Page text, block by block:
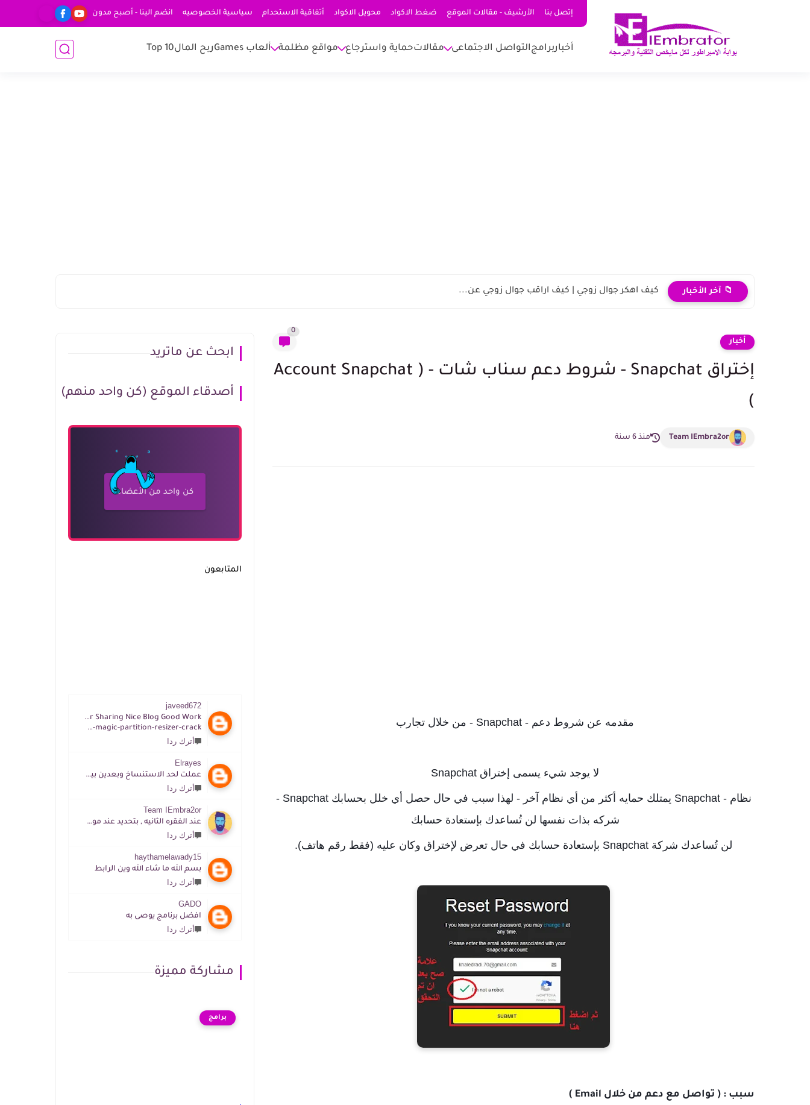
إتصل بنا الأرشيف - مقالات الموقع ضغط الاكواد محويل الاكواد أتفاقية الاستحدام سياسية الخصوصيه انضم الينا - أصبح مدون
أخباربرامجالتواصل الاجتماعى مقالاتحماية واسترجاع مواقع مظلمة ألعاب Games ربح المالTop 10
📁 آخر الأخبار كيف اهكر جوال زوجي | كيف اراقب جوال زوجي عن...
أخبار
0
إختراق Snapchat - شروط دعم سناب شات - ( Account Snapchat
)
Team IEmbra2or منذ 6 سنة
مقدمه عن شروط دعم - Snapchat - من خلال تجارب
لا يوجد شيء يسمى إختراق Snapchat
نظام - Snapchat يمتلك حمايه أكثر من أي نظام آخر - لهذا سبب في حال حصل أي خلل بحسابك Snapchat -
شركه بذات نفسها لن تُساعدك بإستعادة حسابك
لن تُساعدك شركة Snapchat بإستعادة حسابك في حال تعرض لإختراق وكان عليه (فقط رقم هاتف).
سبب : ( تواصل مع دعم من خلال Email )
ابحث عن ماتريد
أصدقاء الموقع (كن واحد منهم)
كن واحد من الأعضاء
المتابعون
javeed672
Thanks For Sharing Nice Blog Good Work
https://tijacrack.com/im-magic-partition-resizer-crack
أترك ردا
Elrayes
عملت لحد الاستنساخ وبعدين بيقول غلط ممكن افهم ازاي
أترك ردا
Team IEmbra2or
عند الفقره الثانيه , بتحديد عند موقع المطور الرابط موجود
أترك ردا
haythamelawady15
بسم الله ما شاء الله وين الرابط
أترك ردا
GADO
افضل برنامج يوصى به
أترك ردا
مشاركة مميزة
برامج